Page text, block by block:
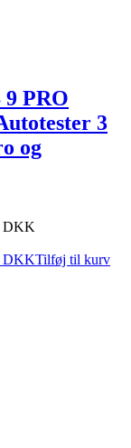
9 PRO
3
og
DKK
DKKTilføj til kurv